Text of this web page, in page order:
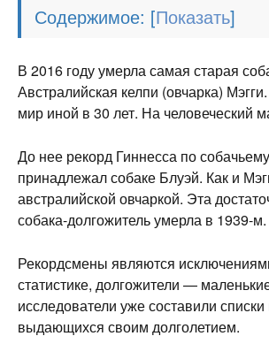
Содержимое: [ ]
В 2016 году умерла самая старая
Австралийская келпи (овчарка)
мир иной в 30 лет. На человеческий
До нее рекорд Гиннесса по
принадлежал собаке Блуэй. Как и
австралийской овчаркой. Эта
собака-долгожитель умерла в 1939-
Рекордсмены являются
статистике, долгожители —
исследователи уже составили
выдающихся своим долголетием.